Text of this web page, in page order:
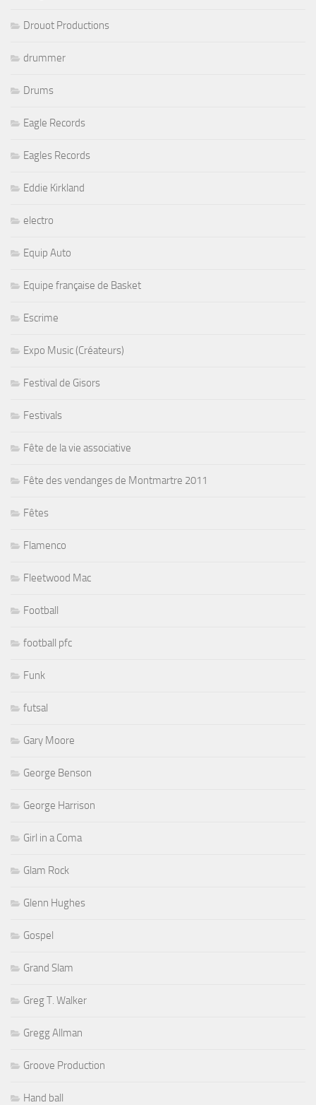
Drouot Productions
drummer
Drums
Eagle Records
Eagles Records
Eddie Kirkland
electro
Equip Auto
Equipe française de Basket
Escrime
Expo Music (Créateurs)
Festival de Gisors
Festivals
Fête de la vie associative
Fête des vendanges de Montmartre 2011
Fêtes
Flamenco
Fleetwood Mac
Football
football pfc
Funk
futsal
Gary Moore
George Benson
George Harrison
Girl in a Coma
Glam Rock
Glenn Hughes
Gospel
Grand Slam
Greg T. Walker
Gregg Allman
Groove Production
Hand ball